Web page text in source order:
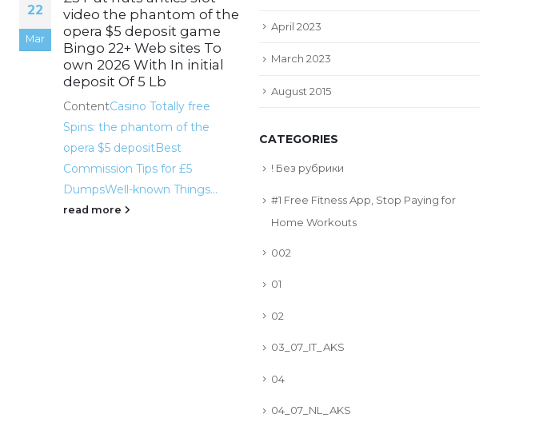
22
Mar
video the phantom of the
opera $5 deposit game
Bingo 22+ Web sites To
own 2026 With In initial
deposit Of 5 Lb
ContentCasino Totally free
Spins: the phantom of the
opera $5 depositBest
Commission Tips for £5
DumpsWell-known Things...
read more
This is simply a bet on a specific
read more
April 2023
March 2023
August 2015
CATEGORIES
! Без рубрики
#1 Free Fitness App, Stop Paying for
Home Workouts
002
01
02
03_07_IT_AKS
04
04_07_NL_AKS